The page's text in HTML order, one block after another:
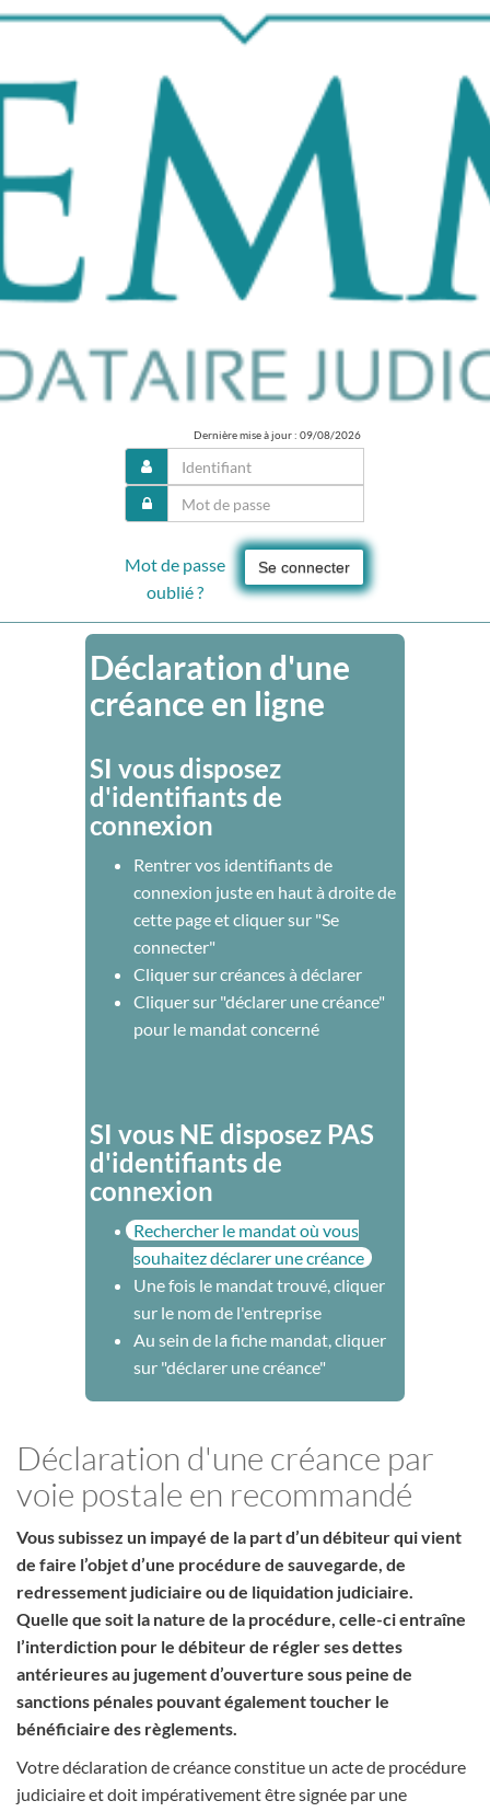
Dernière mise à jour : 09/08/2026
Se connecter
Mot de passe
oublié ?
Déclaration d'une
créance en ligne
SI vous disposez
d'identifiants de
connexion
Rentrer vos identifiants de
connexion juste en haut à droite de
cette page et cliquer sur "Se
connecter"
Cliquer sur créances à déclarer
Cliquer sur "déclarer une créance"
pour le mandat concerné
SI vous NE disposez PAS
d'identifiants de
connexion
Rechercher le mandat où vous
souhaitez déclarer une créance
Une fois le mandat trouvé, cliquer
sur le nom de l'entreprise
Au sein de la fiche mandat, cliquer
sur "déclarer une créance"
Déclaration d'une créance par
voie postale en recommandé
Vous subissez un impayé de la part d’un débiteur qui vient
de faire l’objet d’une procédure de sauvegarde, de
redressement judiciaire ou de liquidation judiciaire.
Quelle que soit la nature de la procédure, celle-ci entraîne
l’interdiction pour le débiteur de régler ses dettes
antérieures au jugement d’ouverture sous peine de
sanctions pénales pouvant également toucher le
bénéficiaire des règlements.
Votre déclaration de créance constitue un acte de procédure
judiciaire et doit impérativement être signée par une